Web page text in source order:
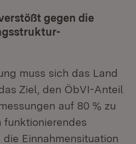
gegen die
muss sich das Land
Ziel, den ÖbVI-Anteil
auf 80 % zu
funktionierendes
Einnahmensituation